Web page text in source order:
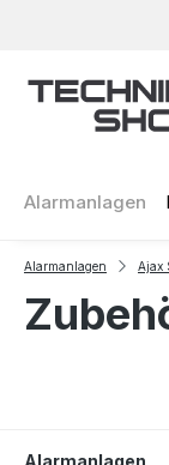
Alarmanlagen
Alarmanlagen Ajax
Alarmanlagen